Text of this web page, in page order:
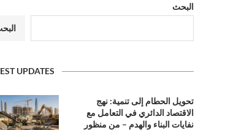
البحث
UPDATES
تحويل الحطام إلى تنمية: نهج
الاقتصاد الدائري في التعامل مع
نفايات البناء والهدم – من منظور